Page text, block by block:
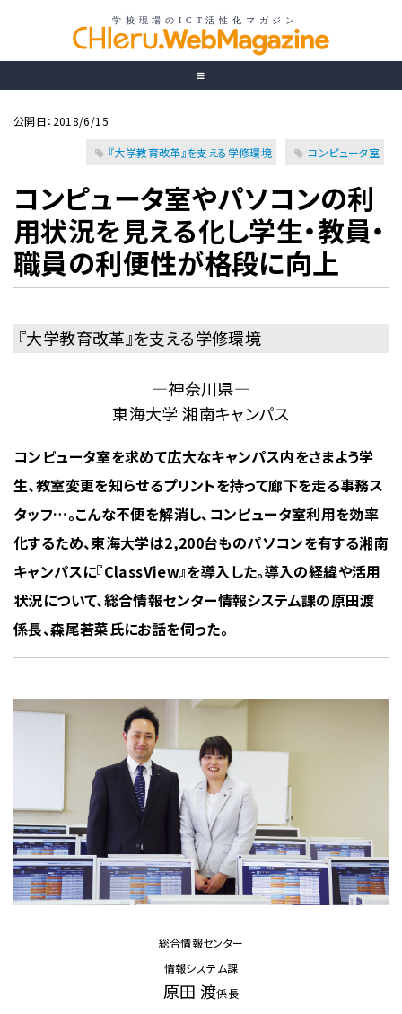
公開日：2018/6/15
『大学教育改革』を支える学修環境 コンピュータ室
コンピュータ室やパソコンの利
用状況を見える化し学生・教員・
職員の利便性が格段に向上
『大学教育改革』を支える学修環境
―神奈川県―
東海大学 湘南キャンパス
コンピュータ室を求めて広大なキャンパス内をさまよう学
生、教室変更を知らせるプリントを持って廊下を走る事務ス
タッフ…。こんな不便を解消し、コンピュータ室利用を効率
化するため、東海大学は2,200台ものパソコンを有する湘南
キャンパスに『ClassView』を導入した。導入の経緯や活用
状況について、総合情報センター情報システム課の原田渡
係長、森尾若菜氏にお話を伺った。
総合情報センター
情報システム課
原田 渡係長